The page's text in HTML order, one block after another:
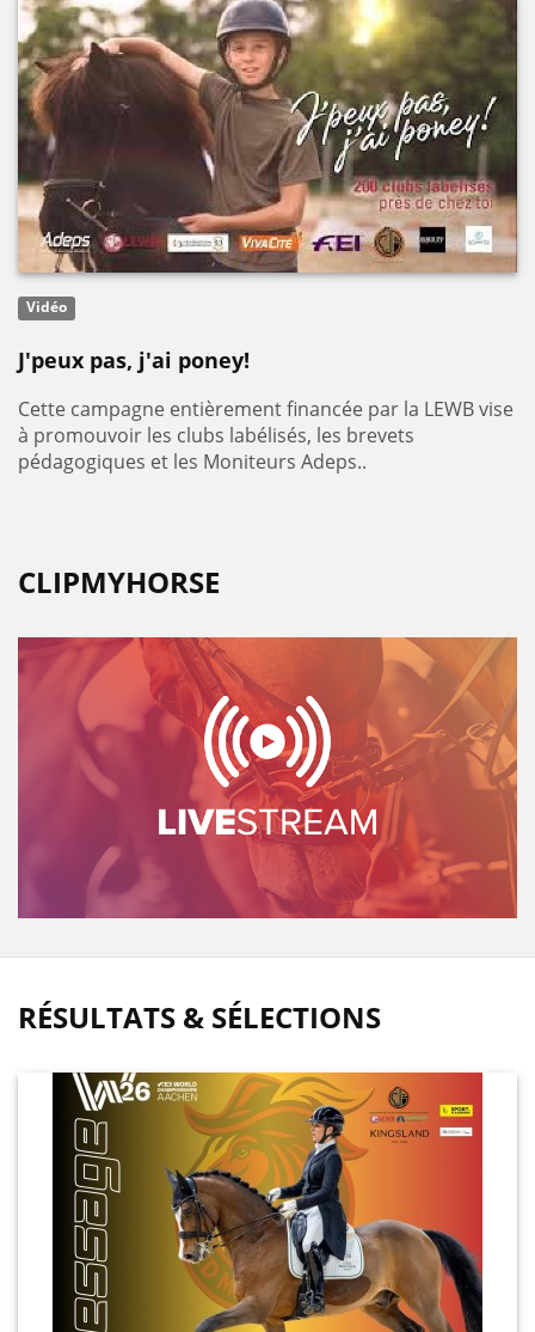
Vidéo
J'peux pas, j'ai poney!
Cette campagne entièrement financée par la LEWB vise
à promouvoir les clubs labélisés, les brevets
pédagogiques et les Moniteurs Adeps..
CLIPMYHORSE
RÉSULTATS & SÉLECTIONS